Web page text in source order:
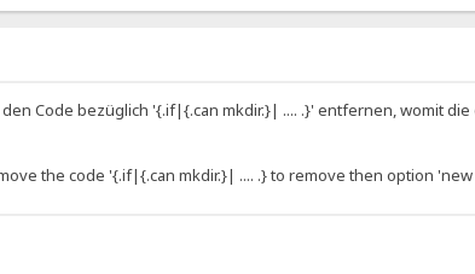
Code bezüglich '{.if|{.can mkdir.}| .... .}' entfernen, womit
the code '{.if|{.can mkdir.}| .... .} to remove then option